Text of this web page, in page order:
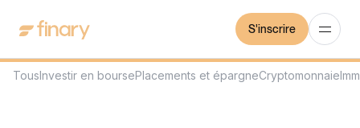
S'inscrire
TousInvestir en boursePlacements et épargneCryptomonnaie